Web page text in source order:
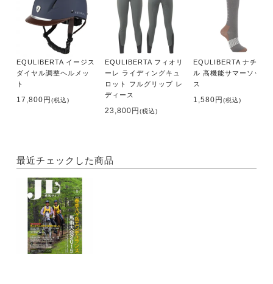
●ホースカルチャー
ばんえいの馬
●競技会に出ると乗馬がもっと楽しくなる
●長谷川誠のバランスクリニック
●大久保登紀子の馬鏡（杉谷泰造）
●ラングラーロード
●新製品、プレゼントコーナー
●読者投稿コーナー
EQULIBERTA イージス
ダイヤル調整ヘルメッ
ト
17,800円(税込)
EQULIBERTA フィオリ
ーレ ライディングキュ
ロット フルグリップ レ
ディース
23,800円(税込)
EQULIBERTA ナチュー
ル 高機能サマーソック
ス
1,580円(税込)
最近チェックした商品